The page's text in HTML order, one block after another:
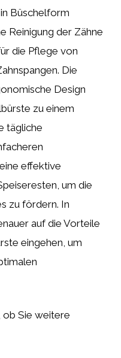
Büschelform
Reinigung der Zähne
die Pflege von
Die
Design
zu einem
tägliche
effektive
um die
zu fördern. In
auf die Vorteile
eingehen, um
ob Sie weitere